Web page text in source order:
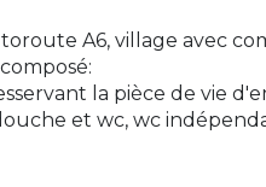
A6, village avec
la pièce de vie
et wc, wc